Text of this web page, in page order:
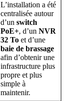
L’installation a été
centralisée autour
d’un switch
PoE+, d’un NVR
32 To et d’une
baie de brassage
afin d’obtenir une
infrastructure plus
propre et plus
simple à
maintenir.